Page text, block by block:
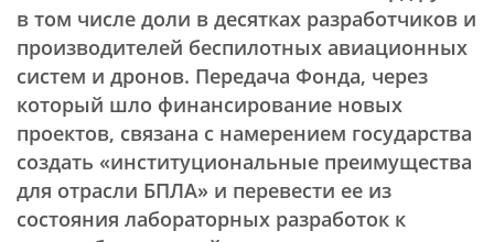
в том числе доли в десятках разработчиков и
производителей беспилотных авиационных
систем и дронов. Передача Фонда, через
который шло финансирование новых
проектов, связана с намерением государства
создать «институциональные преимущества
для отрасли БПЛА» и перевести ее из
состояния лабораторных разработок к